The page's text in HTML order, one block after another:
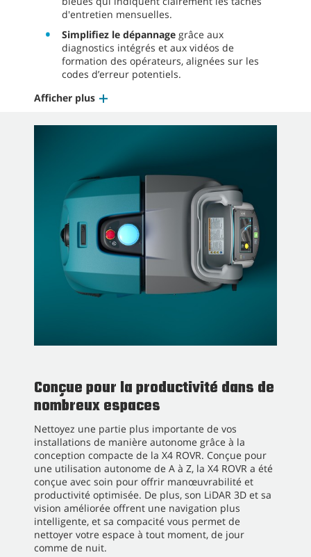
d'entretien mensuelles.
Simplifiez le dépannage grâce aux
diagnostics intégrés et aux vidéos de
formation des opérateurs, alignées sur les
codes d’erreur potentiels.
Afficher plus
Conçue pour la productivité dans de
nombreux espaces
Nettoyez une partie plus importante de vos
installations de manière autonome grâce à la
conception compacte de la X4 ROVR. Conçue pour
une utilisation autonome de A à Z, la X4 ROVR a été
conçue avec soin pour offrir manœuvrabilité et
productivité optimisée. De plus, son LiDAR 3D et sa
vision améliorée offrent une navigation plus
intelligente, et sa compacité vous permet de
nettoyer votre espace à tout moment, de jour
comme de nuit.